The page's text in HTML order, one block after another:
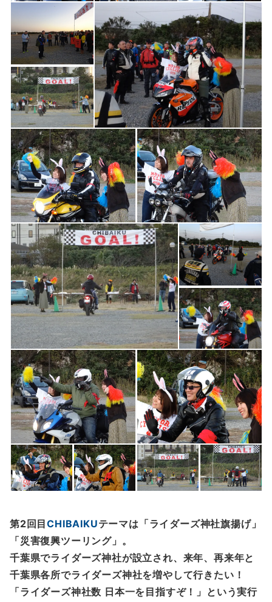
第2回目CHIBAIKUテーマは「ライダーズ神社旗揚げ」
「災害復興ツーリング」。
千葉県でライダーズ神社が設立され、来年、再来年と
千葉県各所でライダーズ神社を増やして行きたい！
「ライダーズ神社数 日本一を目指すぞ！」という実行